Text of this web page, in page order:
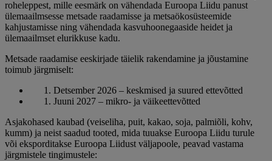
roheleppest, mille eesmärk on vähendada Euroopa Liidu panust
ülemaailmsesse metsade raadamisse ja metsaökosüsteemide
kahjustamisse ning vähendada kasvuhoonegaaside heidet ja
ülemaailmset elurikkuse kadu.
Metsade raadamise eeskirjade täielik rakendamine ja jõustamine
toimub järgmiselt:
Detsember 2026 – keskmised ja suured ettevõtted
Juuni 2027 – mikro- ja väikeettevõtted
Asjakohased kaubad (veiseliha, puit, kakao, soja, palmiõli, kohv,
kumm) ja neist saadud tooted, mida tuuakse Euroopa Liidu turule
või eksporditakse Euroopa Liidust väljapoole, peavad vastama
järgmistele tingimustele: